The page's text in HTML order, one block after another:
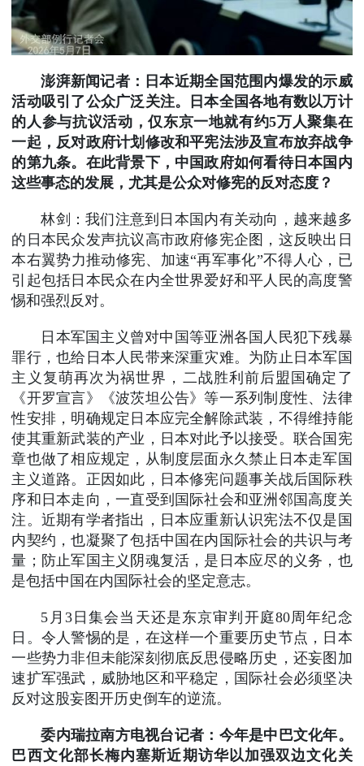
澎湃新闻记者：日本近期全国范围内爆发的示威
活动吸引了公众广泛关注。日本全国各地有数以万计
的人参与抗议活动，仅东京一地就有约5万人聚集在
一起，反对政府计划修改和平宪法涉及宣布放弃战争
的第九条。在此背景下，中国政府如何看待日本国内
这些事态的发展，尤其是公众对修宪的反对态度？
林剑：我们注意到日本国内有关动向，越来越多
的日本民众发声抗议高市政府修宪企图，这反映出日
本右翼势力推动修宪、加速“再军事化”不得人心，已
引起包括日本民众在内全世界爱好和平人民的高度警
惕和强烈反对。
日本军国主义曾对中国等亚洲各国人民犯下残暴
罪行，也给日本人民带来深重灾难。为防止日本军国
主义复萌再次为祸世界，二战胜利前后盟国确定了
《开罗宣言》《波茨坦公告》等一系列制度性、法律
性安排，明确规定日本应完全解除武装，不得维持能
使其重新武装的产业，日本对此予以接受。联合国宪
章也做了相应规定，从制度层面永久禁止日本走军国
主义道路。正因如此，日本修宪问题事关战后国际秩
序和日本走向，一直受到国际社会和亚洲邻国高度关
注。近期有学者指出，日本应重新认识宪法不仅是国
内契约，也凝聚了包括中国在内国际社会的共识与考
量；防止军国主义阴魂复活，是日本应尽的义务，也
是包括中国在内国际社会的坚定意志。
5月3日集会当天还是东京审判开庭80周年纪念
日。令人警惕的是，在这样一个重要历史节点，日本
一些势力非但未能深刻彻底反思侵略历史，还妄图加
速扩军强武，威胁地区和平稳定，国际社会必须坚决
反对这股妄图开历史倒车的逆流。
委内瑞拉南方电视台记者：今年是中巴文化年。
巴西文化部长梅内塞斯近期访华以加强双边文化关